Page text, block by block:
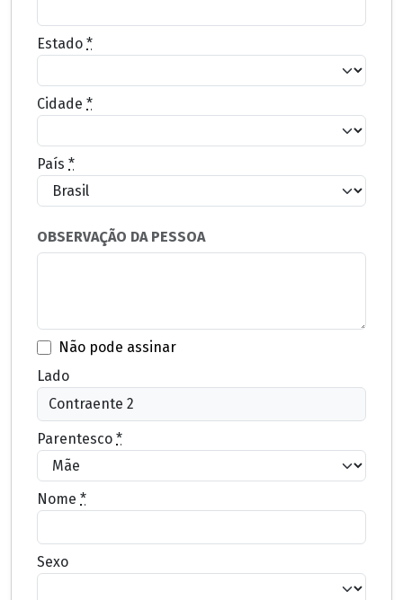
Estado *
Cidade *
País *
OBSERVAÇÃO DA PESSOA
Não pode assinar
Lado
Parentesco *
Nome *
Sexo